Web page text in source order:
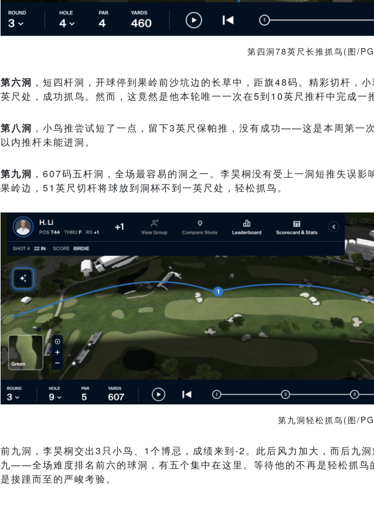
第四洞78英尺长推抓鸟(图/
第六洞 ，短四杆洞，开球停到果岭前沙坑边的长草中，距旗48码。精彩切杆，
英尺处，成功抓鸟。然而，这竟然是他本轮唯一一次在5到10英尺推杆中完成一
第八洞 ，小鸟推尝试短了一点，留下3英尺保帕推，没有成功——这是本周第一
以内推杆未能进洞。
第九洞 ，607码五杆洞，全场最容易的洞之一。李昊桐没有受上一洞短推失误影
果岭边，51英尺切杆将球放到洞杯不到一英尺处，轻松抓鸟。
第九洞轻松抓鸟(图/
前九洞，李昊桐交出3只小鸟、1个博忌，成绩来到-2。此后风力加大，而后九
九——全场难度排名前六的球洞，有五个集中在这里。等待他的不再是轻松抓鸟
是接踵而至的严峻考验。